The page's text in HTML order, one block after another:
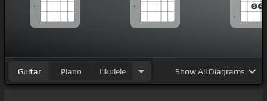
3 4
Guitar Piano Ukulele ShowAll Diagrams